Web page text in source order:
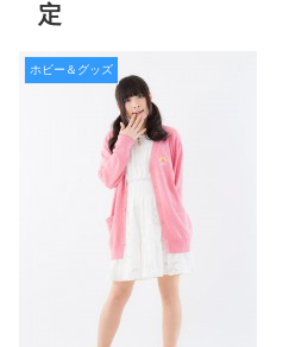
定
ホビー＆グッズ